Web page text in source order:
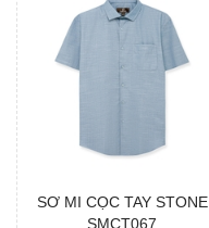
Chọn hàng
SƠ MI CỌC TAY STONE
SMCT067